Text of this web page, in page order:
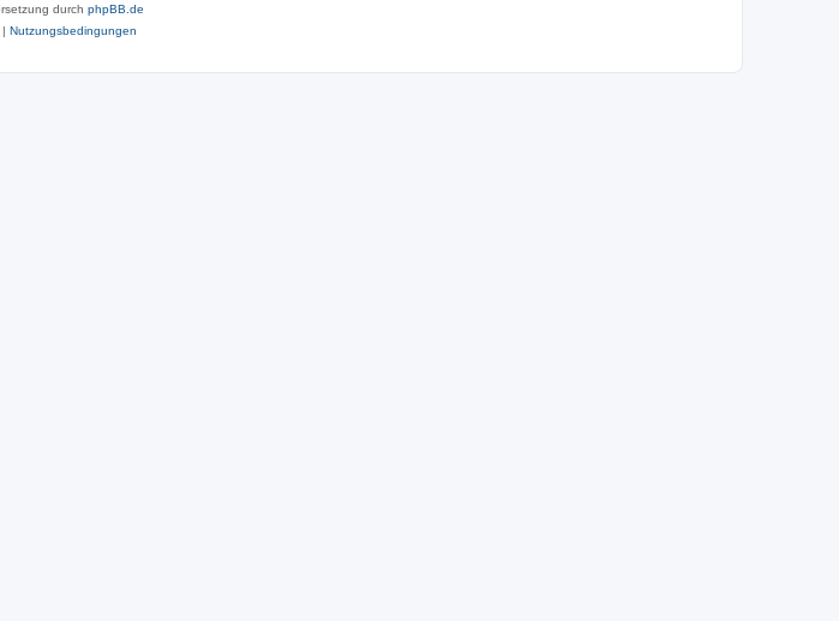
durch phpBB.de
Nutzungsbedingungen